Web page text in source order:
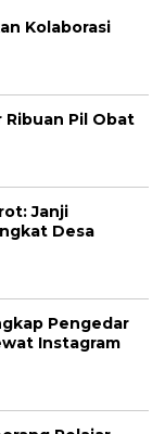
Kolaborasi
Pil Obat
Janji
Desa
Pengedar
Instagram